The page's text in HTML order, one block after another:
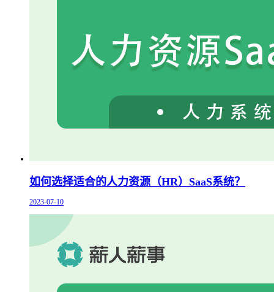
如何选择适合的人力资源（HR）SaaS系统？
2023-07-10